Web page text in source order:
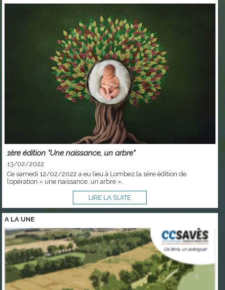
1ère édition "Une naissance, un arbre"
13/02/2022
Ce samedi 12/02/2022 a eu lieu à Lombez la 1ère édition de
l’opération « une naissance, un arbre ».
LIRE LA SUITE
A LA UNE